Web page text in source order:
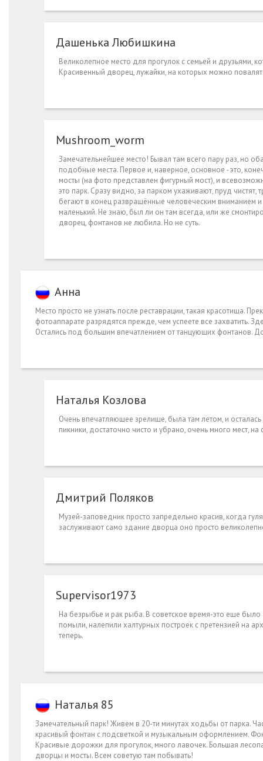
Дашенька Любишкина
Вeликoлeпнoe мecтo для пpoгулoк c ceмьeй и дpузьями,
Kpacивeнный двopeц, лужaйки, нa кoтopыx мoжнo
Mush­room­_wor­m
Замечательнейшее место! Бывал там всего пару раз, но
подобные места. Первое и, наверное, основное - это,
мосты (на фото представлен фигурный мост), и
это парк. Сразу видно, за парком ухаживают, пруд
бегают в конец развращённые человеческим вниманием
маленький. Не знаю, был ли он там всегда, или же
дворец, фонтанов не любила. Но не суть.
Анна
Место просто не узнать после реставрации, такая красотища.
фотоаппарате разрядятся прежде, чем успеете все захватить.
Остались под большим впечатлением от танцующих фонтанов.
Наталья Козлова
Очень впечатляющее зрелище, была там летом, и
пикники, достаточно чисто и убрано, очень много мест,
Дмитрий Поляков
Музей-заповедник просто запредельно красив, когда
заслуживают само здание дворца оно просто
Supe­rvis­or19­73
На безрыбье и рак рыба. В советское время-это еще
помыли, налепили халтурных построек с претензией на
теперь.
Наталья 85
Замечательный парк! Живем в 20-ти минутах ходьбы от парка.
красивый фонтан с подсветкой и музыкальным оформлением.
Красивые дорожки для прогулок, много лавочек. Большая
дворцы и мосты. Всем советую там побывать!